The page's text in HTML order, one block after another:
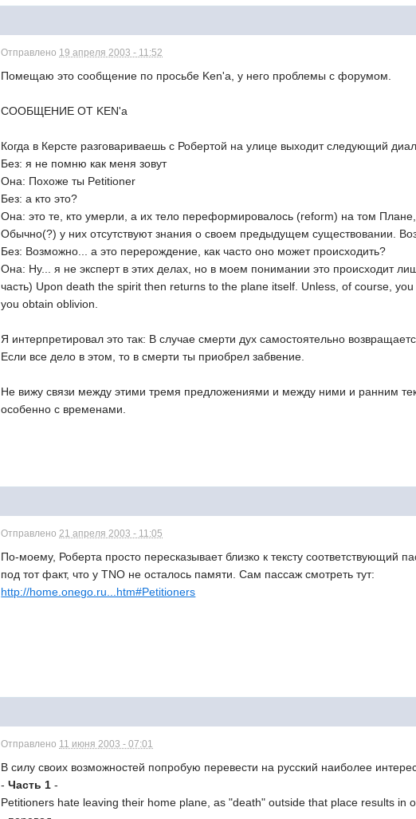
Отправлено 19 апреля 2003 - 11:52
Помещаю это сообщение по просьбе Ken'а, у него проблемы с форумом.
СООБЩЕНИЕ ОТ KEN'а
Когда в Керсте разговариваешь с Робертой на улице выходит следующий
Без: я не помню как меня зовут
Она: Похоже ты Petitioner
Без: а кто это?
Она: это те, кто умерли, а их тело переформировалось (reform) на том
Обычно(?) у них отсутствуют знания о своем предыдущем существовании.
Без: Возможно... а это перерождение, как часто оно может происходить?
Она: Ну... я не эксперт в этих делах, но в моем понимании это происходит
часть) Upon death the spirit then returns to the plane itself. Unless, of course,
you obtain oblivion.
Я интерпретировал это так: В случае смерти дух самостоятельно
Если все дело в этом, то в смерти ты приобрел забвение.
Не вижу связи между этими тремя предложениями и между ними и ранним
особенно с временами.
Отправлено21 апреля 2003 - 11:05
По-моему, Роберта просто пересказывает близко к тексту соответствующий
под тот факт, что у TNO не осталось памяти. Сам пассаж смотреть тут:
http://home.onego.ru...htm#Petitioners
Отправлено 11 июня 2003 - 07:01
В силу своих возможностей попробую перевести на русский наиболее
-Часть 1 -
Petitioners hate leaving their home plane, as "death" outside that place results in